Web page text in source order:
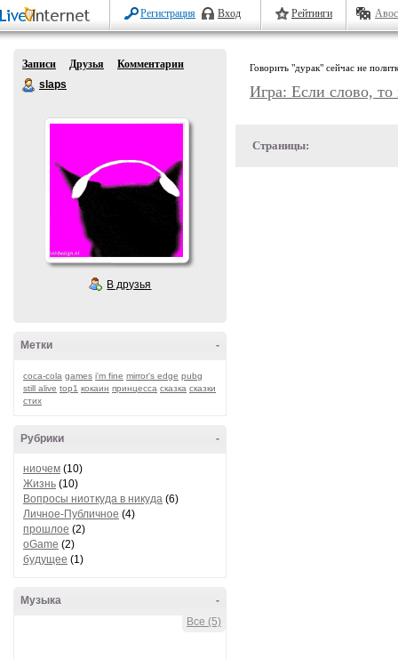
Регистрация Вход Рейтинги
Записи Друзья
Комментарии
slaps
В друзья
-
Метки
coca-cola games i'm fine mirror's edge pubg
still alive top1 кокаин принцесса сказка сказки
стих
-
Рубрики
ниочем (10)
Жизнь (10)
Вопросы ниоткуда в никуда (6)
Личное-Публичное (4)
прошлое (2)
oGame (2)
будущее (1)
-
Музыка
Все (5)
Говорить "дурак" сейчас не
Игра: Если слово, то
Страницы: